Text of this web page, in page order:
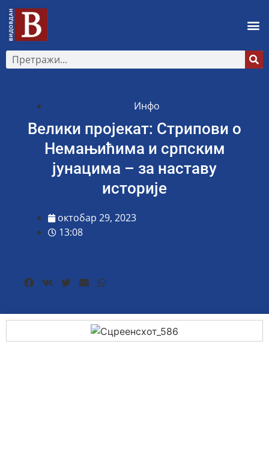
Инфо
Велики пројекат: Стрипови о
Немањићима и српским
јунацима – за наставу
историје
октобар 29, 2023
13:08